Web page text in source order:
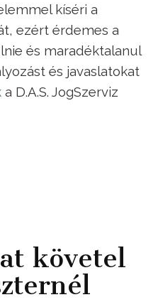
kíséri a
ezért érdemes a
és maradéktalanul
és javaslatokat
a D.A.S. JogSzerviz
követel